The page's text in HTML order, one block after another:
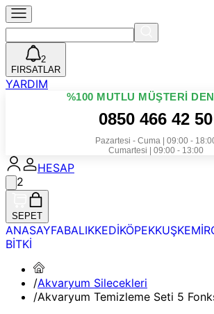
2
FIRSATLAR
YARDIM
%100 MUTLU MÜŞTERİ
0850 466 42 50
Pazartesi - Cuma | 09:00 -
Cumartesi | 09:00 - 13:00
HESAP
2
SEPET
ANASAYFABALIKKEDİKÖPEKKUŞ
BİTKİ
/Akvaryum Silecekleri
/Akvaryum Temizleme Seti 5